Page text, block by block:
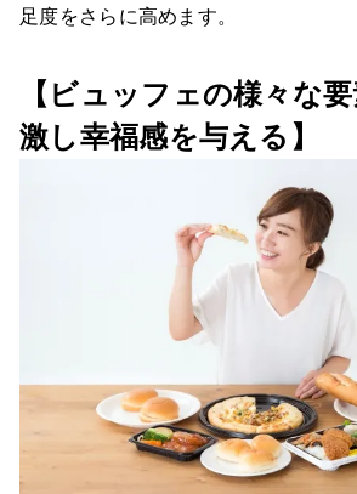
足度をさらに高めます。
【ビュッフェの様々な
激し幸福感を与える】